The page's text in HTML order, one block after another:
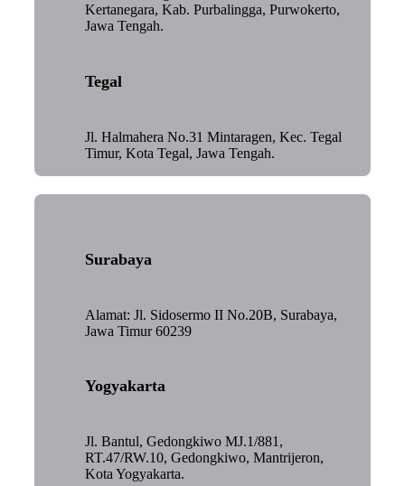
Kertanegara, Kab. Purbalingga, Purwokerto,
Jawa Tengah.
Tegal
Jl. Halmahera No.31 Mintaragen, Kec. Tegal
Timur, Kota Tegal, Jawa Tengah.
Surabaya
Alamat: Jl. Sidosermo II No.20B, Surabaya,
Jawa Timur 60239
Yogyakarta
Jl. Bantul, Gedongkiwo MJ.1/881,
RT.47/RW.10, Gedongkiwo, Mantrijeron,
Kota Yogyakarta.